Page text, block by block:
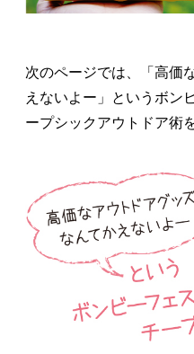
次のページでは、「高価
えないよー」というボン
ープシックアウトドア術